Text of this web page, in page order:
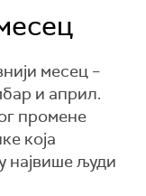
месец –
и април.
промене
која
највише људи